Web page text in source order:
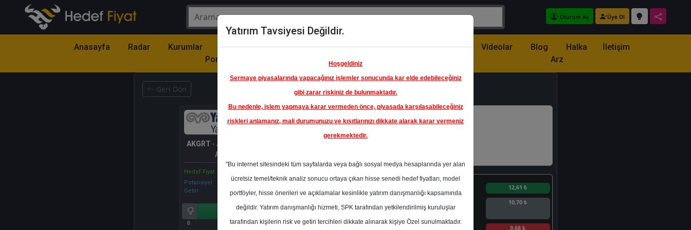
Oturum Aç Üye Ol
Anasayfa Radar Kurumlar
Model
Portföy
Hisse
Öne
Çıkanlar
Raporlar Partnerlerimiz Videolar Blog
Halka
Arz
İletişim
Geri Dön
AKGRT - AKSİGORTA
A.Ş.
Hedef Fiyat
Potansiyel
Getiri
%0.00
0 0
En Yüksek Tahmin 12,61 ₺
Ortalama Fiyat
Tahmini
10,70 ₺
9,68 ₺
Yatırım Tavsiyesi Değildir.
Hoşgeldiniz
Sermaye piyasalarında yapacağınız işlemler sonucunda kar elde edebileceğiniz
gibi zarar riskiniz de bulunmaktadır.
Bu nedenle, işlem yapmaya karar vermeden önce, piyasada karşılaşabileceğiniz
riskleri anlamanız, mali durumunuzu ve kısıtlarınızı dikkate alarak karar vermeniz
gerekmektedir.
"Bu internet sitesindeki tüm sayfalarda veya bağlı sosyal medya hesaplarında yer alan
ücretsiz temel/teknik analiz sonucu ortaya çıkan hisse senedi hedef fiyatları, model
portföyler, hisse önerileri ve açıklamalar kesinlikle yatırım danışmanlığı kapsamında
değildir. Yatırım danışmanlığı hizmeti, SPK tarafından yetkilendirilmiş kuruluşlar
tarafından kişilerin risk ve getiri tercihleri dikkate alınarak kişiye Özel sunulmaktadır.